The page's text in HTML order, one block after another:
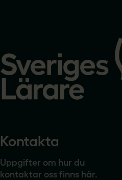
startsidan
Kontakta
Uppgifter om hur du
kontaktar oss finns här.